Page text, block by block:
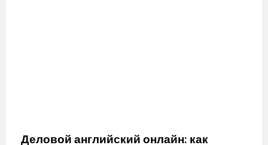
Деловой английский онлайн: как